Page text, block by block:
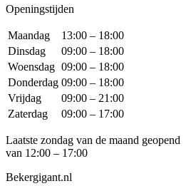
Openingstijden
Maandag
13:00 – 18:00
Dinsdag
09:00 – 18:00
Woensdag 09:00 – 18:00
Donderdag 09:00 – 18:00
Vrijdag
09:00 – 21:00
Zaterdag
09:00 – 17:00
Laatste zondag van de maand geopend
van 12:00 – 17:00
Bekergigant.nl